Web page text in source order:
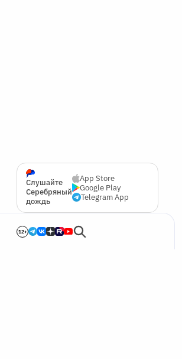
Слушайте
Серебряный
дождь
App Store
Google Play
Telegram App
12+